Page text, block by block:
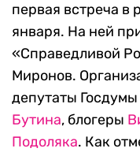
первая встреча в
января. На ней
«Справедливой
Миронов.
депутаты Госдумы
Бутина, блогеры
Подоляка. Как